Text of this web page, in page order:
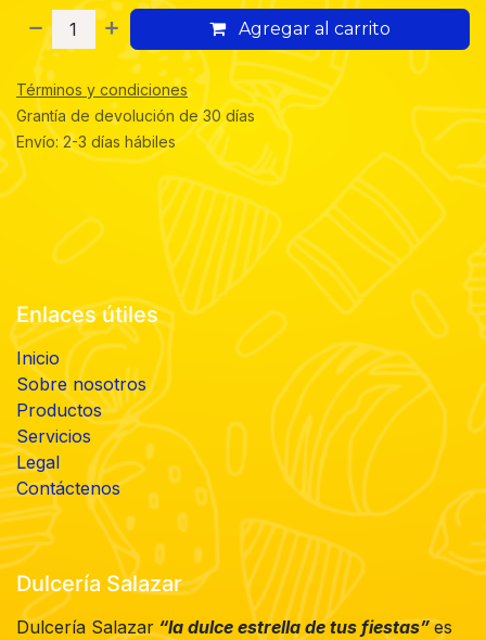
Agregar al carrito
Términos y condiciones
Grantía de devolución de 30 días
Envío: 2-3 días hábiles
Enlaces útiles
Inicio
Sobre nosotros
Productos
Servicios
Legal
Contáctenos
Dulcería Salazar
Dulcería Salazar “la dulce estrella de tus fiestas”es